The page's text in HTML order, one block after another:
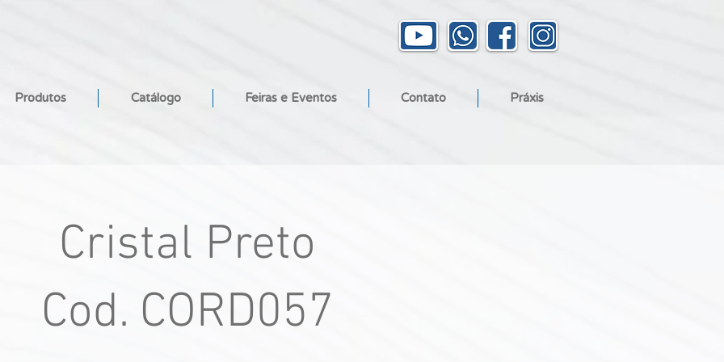
Produtos Catálogo Feiras e Eventos Contato Práxis
Cristal Preto
Cod. CORD057